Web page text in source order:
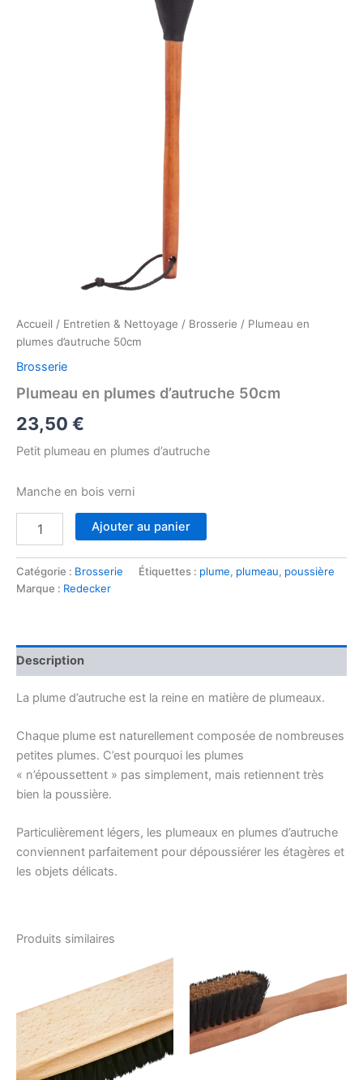
Accueil / Entretien & Nettoyage / Brosserie / Plumeau en
plumes d’autruche 50cm
Brosserie
Plumeau en plumes d’autruche 50cm
23,50 €
Petit plumeau en plumes d’autruche
Manche en bois verni
en
plumes
Ajouter au panier
Catégorie : Brosserie Étiquettes : plume, plumeau, poussière
Marque : Redecker
Description
La plume d’autruche est la reine en matière de plumeaux.
Chaque plume est naturellement composée de nombreuses
petites plumes. C’est pourquoi les plumes
« n’époussettent » pas simplement, mais retiennent très
bien la poussière.
Particulièrement légers, les plumeaux en plumes d’autruche
conviennent parfaitement pour dépoussiérer les étagères et
les objets délicats.
Produits similaires